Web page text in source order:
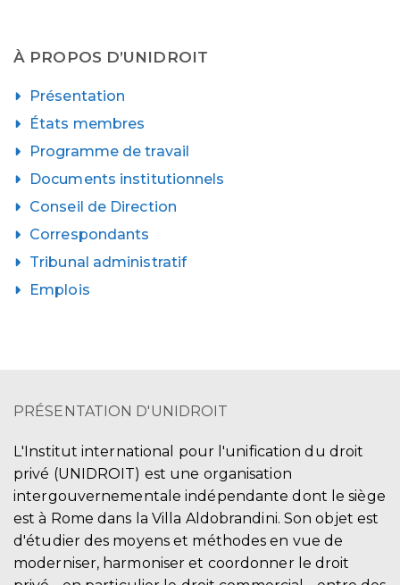
À PROPOS D’UNIDROIT
Présentation
États membres
Programme de travail
Documents institutionnels
Conseil de Direction
Correspondants
Tribunal administratif
Emplois
PRÉSENTATION D'UNIDROIT
L'Institut international pour l'unification du droit
privé (UNIDROIT) est une organisation
intergouvernementale indépendante dont le siège
est à Rome dans la Villa Aldobrandini. Son objet est
d'étudier des moyens et méthodes en vue de
moderniser, harmoniser et coordonner le droit